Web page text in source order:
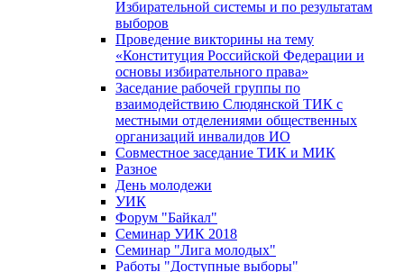
Избирательной системы и по результатам
выборов
Проведение викторины на тему
«Конституция Российской Федерации и
основы избирательного права»
Заседание рабочей группы по
взаимодействию Слюдянской ТИК с
местными отделениями общественных
организаций инвалидов ИО
Совместное заседание ТИК и МИК
Разное
День молодежи
УИК
Форум "Байкал"
Семинар УИК 2018
Семинар "Лига молодых"
Работы "Доступные выборы"